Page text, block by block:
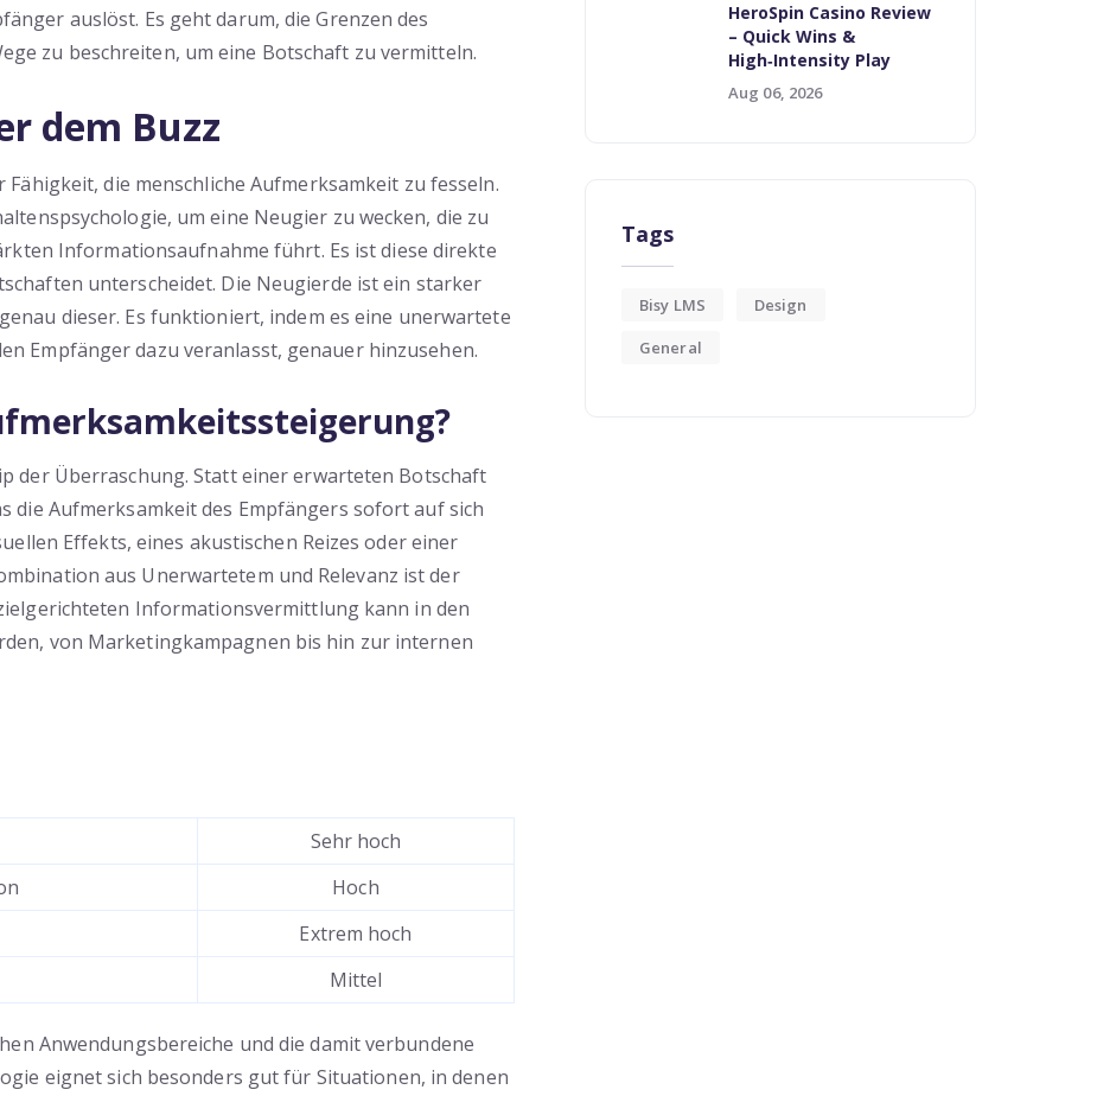
auslöst. Es geht darum, die Grenzen des
zu beschreiten, um eine Botschaft zu vermitteln.
dem Buzz
Fähigkeit, die menschliche Aufmerksamkeit zu fesseln.
um eine Neugier zu wecken, die zu
Informationsaufnahme führt. Es ist diese direkte
unterscheidet. Die Neugierde ist ein starker
dieser. Es funktioniert, indem es eine unerwartete
Empfänger dazu veranlasst, genauer hinzusehen.
der Überraschung. Statt einer erwarteten Botschaft
die Aufmerksamkeit des Empfängers sofort auf sich
Effekts, eines akustischen Reizes oder einer
aus Unerwartetem und Relevanz ist der
Informationsvermittlung kann in den
von Marketingkampagnen bis hin zur internen
Sehr hoch
Hoch
Extrem hoch
Mittel
Anwendungsbereiche und die damit verbundene
eignet sich besonders gut für Situationen, in denen
HeroSpin Casino Review
– Quick Wins &
High‑Intensity Play
Aug 06, 2026
Tags
Bisy LMS
Design
General